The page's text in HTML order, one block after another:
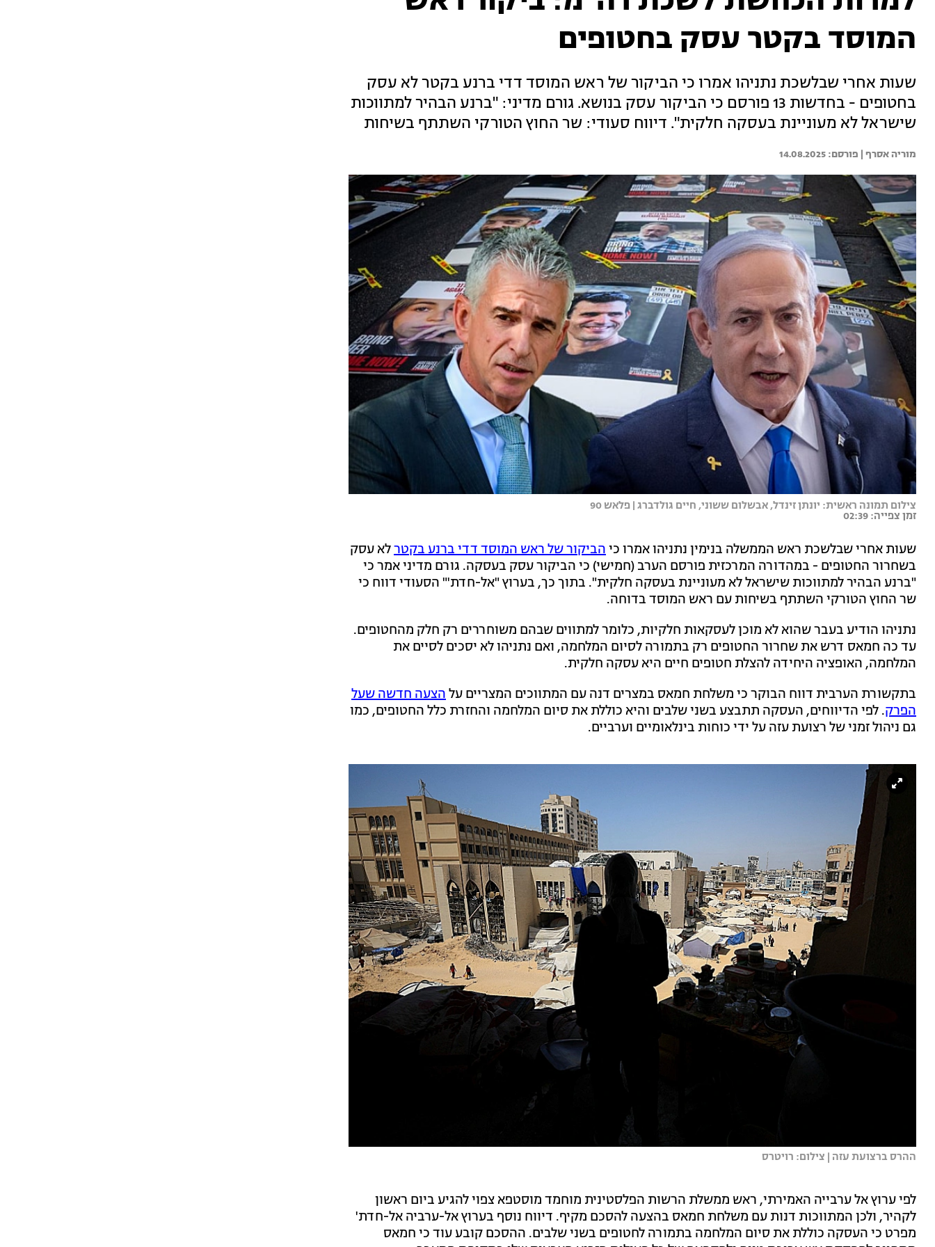
המוסד בקטר עסק בחטופים
שעות אחרי שבלשכת נתניהו אמרו כי הביקור של ראש המוסד דדי ברנע בקטר לא עסק
בחטופים - בחדשות 13 פורסם כי הביקור עסק בנושא. גורם מדיני: "ברנע הבהיר למתווכות
שישראל לא מעוניינת בעסקה חלקית". דיווח סעודי: שר החוץ הטורקי השתתף בשיחות
מוריה אסרף | 14.08.2025
צילום תמונה ראשית: יונתן זינדל, אבשלום ששוני, חיים גולדברג | פלאש 90
זמן צפייה: 02:39
שעות אחרי שבלשכת ראש הממשלה בנימין נתניהו אמרו כיהביקור של ראש המוסד דדי ברנע בקטרלא עסק
בשחרור החטופים - במהדורה המרכזית פורסם הערב (חמישי) כי הביקור עסק בעסקה. גורם מדיני אמר כי
"ברנע הבהיר למתווכות שישראל לא מעוניינת בעסקה חלקית". בתוך כך, בערוץ "אל-חדת'" הסעודי דווח כי
שר החוץ הטורקי השתתף בשיחות עם ראש המוסד בדוחה.
נתניהו הודיע בעבר שהוא לא מוכן לעסקאות חלקיות, כלומר למתווים שבהם משוחררים רק חלק מהחטופים.
עד כה חמאס דרש את שחרור החטופים רק בתמורה לסיום המלחמה, ואם נתניהו לא יסכים לסיים את
המלחמה, האופציה היחידה להצלת חטופים חיים היא עסקה חלקית.
בתקשורת הערבית דווח הבוקר כי משלחת חמאס במצרים דנה עם המתווכים המצריים עלהצעה חדשה שעל
הפרק. לפי הדיווחים, העסקה תתבצע בשני שלבים והיא כוללת את סיום המלחמה והחזרת כלל החטופים, כמו
גם ניהול זמני של רצועת עזה על ידי כוחות בינלאומיים וערביים.
ההרס ברצועת עזה | צילום: רויטרס
לפי ערוץ אל ערבייה האמירתי, ראש ממשלת הרשות הפלסטינית מוחמד מוסטפא צפוי להגיע ביום ראשון
לקהיר, ולכן המתווכות דנות עם משלחת חמאס בהצעה להסכם מקיף. דיווח נוסף בערוץ אל-ערביה אל-חדת'
מפרט כי העסקה כוללת את סיום המלחמה בתמורה לחטופים בשני שלבים. ההסכם קובע עוד כי חמאס